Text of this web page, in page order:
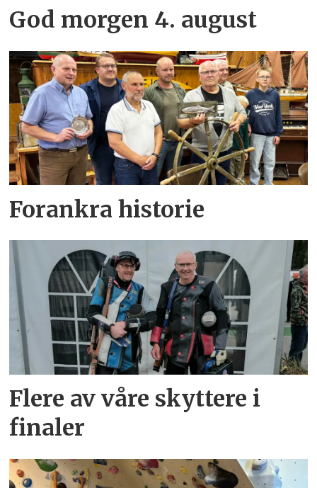
God morgen 4. august
Forankra historie
Flere av våre skyttere i
finaler